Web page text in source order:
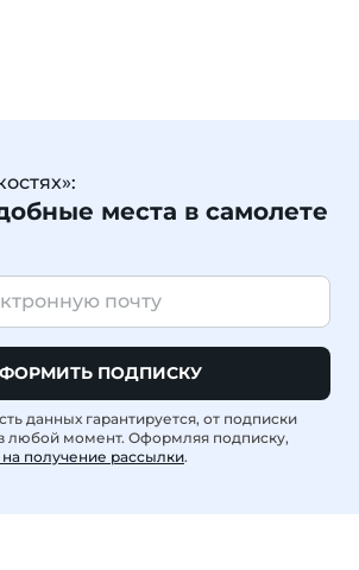
места в самолете
ПОДПИСКУ
данных гарантируется, от подписки
любой момент. Оформляя подписку,
получение рассылки.